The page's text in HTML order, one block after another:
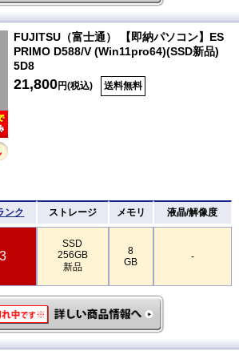
FUJITSU（富士通） 【即納パソコン】ES
PRIMO D588/V (Win11pro64)(SSD新品)
5D8
21,800円(税込) 送料無料
ンク ストレージ メモリ 液晶/解像度
SSD
256GB
新品
8
GB
-